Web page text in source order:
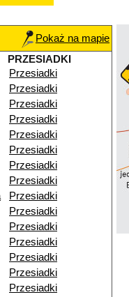
Pokaż na mapie
PRZESIADKI
Przesiadki
Przesiadki
Przesiadki
Przesiadki
Przesiadki
Przesiadki
Przesiadki
Przesiadki
Przesiadki
Przesiadki
Przesiadki
Przesiadki
Przesiadki
Przesiadki
Przesiadki